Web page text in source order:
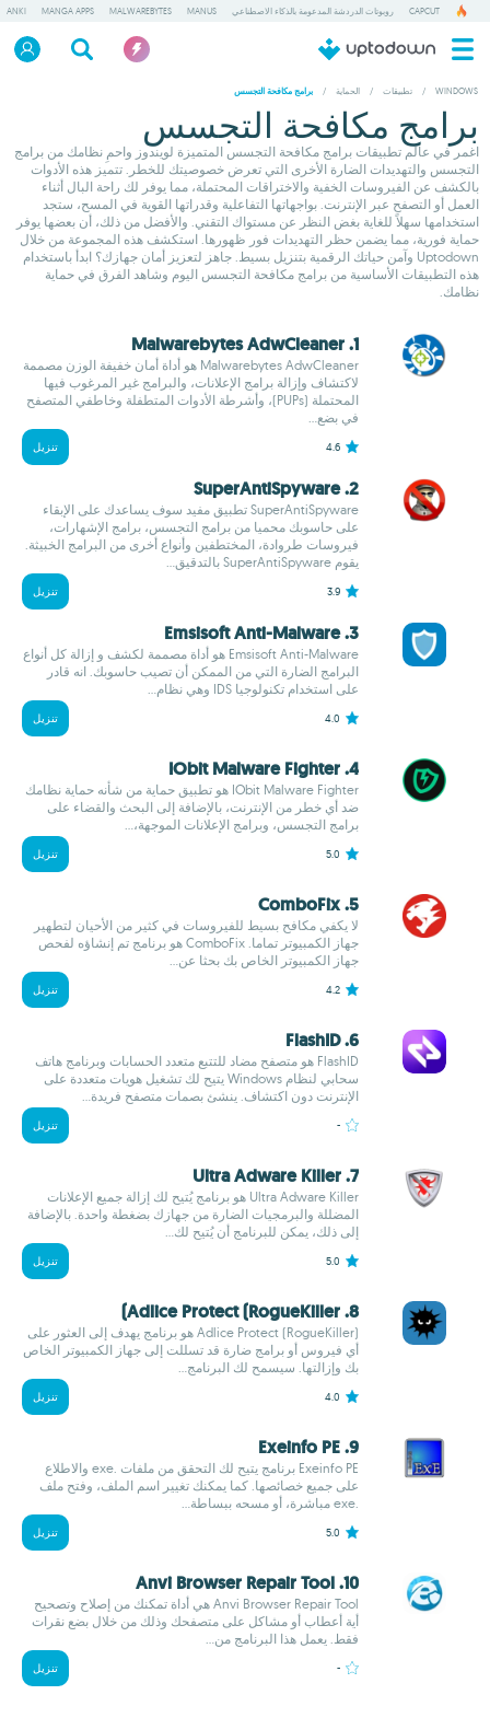
CAPCUT روبوتات الدردشة المدعومة بالذكاء الاصطناعي MANUS
MALWAREBYTES
MANGA APPS
ANKI
WINDOWS
/ تطبيقات / الحماية / برامج مكافحة التجسس
برامج مكافحة التجسس
اغمر في عالم تطبيقات برامج مكافحة التجسس المتميزة لويندوز واحمِ نظامك من برامج
التجسس والتهديدات الضارة الأخرى التي تعرض خصوصيتك للخطر. تتميز هذه الأدوات
بالكشف عن الفيروسات الخفية والاختراقات المحتملة، مما يوفر لك راحة البال أثناء
العمل أو التصفح عبر الإنترنت. بواجهاتها التفاعلية وقدراتها القوية في المسح، ستجد
استخدامها سهلاً للغاية بغض النظر عن مستواك التقني. والأفضل من ذلك، أن بعضها يوفر
حماية فورية، مما يضمن حظر التهديدات فور ظهورها. استكشف هذه المجموعة من خلال
Uptodown وآمن حياتك الرقمية بتنزيل بسيط. جاهز لتعزيز أمان جهازك؟ ابدأ باستخدام
هذه التطبيقات الأساسية من برامج مكافحة التجسس اليوم وشاهد الفرق في حماية
نظامك.
1. Malwarebytes AdwCleaner
Malwarebytes AdwCleaner هو أداة أمان خفيفة الوزن مصممة
لاكتشاف وإزالة برامج الإعلانات، والبرامج غير المرغوب فيها
المحتملة (PUPs)، وأشرطة الأدوات المتطفلة وخاطفي المتصفح
في بضع...
4.6 تنزيل
2. SuperAntiSpyware
SuperAntiSpyware تطبيق مفيد سوف يساعدك على الإبقاء
على حاسوبك محميا من برامج التجسس، برامج الإشهارات،
فيروسات طروادة، المختطفين وأنواع أخرى من البرامج الخبيثة.
يقوم SuperAntiSpyware بالتدقيق...
3.9 تنزيل
3. Emsisoft Anti-Malware
Emsisoft Anti-Malware هو أداة مصممة لكشف و إزالة كل أنواع
البرامج الضارة التي من الممكن أن تصيب حاسوبك. انه قادر
على استخدام تكنولوجيا IDS وهي نظام...
4.0 تنزيل
4. IObit Malware Fighter
IObit Malware Fighter هو تطبيق حماية من شأنه حماية نظامك
ضد أي خطر من الإنترنت، بالإضافة إلى البحث والقضاء على
برامج التجسس، وبرامج الإعلانات الموجهة،...
5.0 تنزيل
5. ComboFix
لا يكفي مكافح بسيط للفيروسات في كثير من الأحيان لتطهير
جهاز الكمبيوتر تماما. ComboFix هو برنامج تم إنشاؤه لفحص
جهاز الكمبيوتر الخاص بك بحثا عن...
4.2 تنزيل
6. FlashID
FlashID هو متصفح مضاد للتتبع متعدد الحسابات وبرنامج هاتف
سحابي لنظام Windows يتيح لك تشغيل هويات متعددة على
الإنترنت دون اكتشاف. ينشئ بصمات متصفح فريدة...
- تنزيل
7. Ultra Adware Killer
Ultra Adware Killer هو برنامج يُتيح لك إزالة جميع الإعلانات
المضللة والبرمجيات الضارة من جهازك بضغطة واحدة. بالإضافة
إلى ذلك، يمكن للبرنامج أن يُتيح لك...
5.0 تنزيل
8. Adlice Protect (RogueKiller)
Adlice Protect (RogueKiller) هو برنامج يهدف إلى العثور على
أي فيروس أو برامج ضارة قد تسللت إلى جهاز الكمبيوتر الخاص
بك وإزالتها. سيسمح لك البرنامج...
4.0 تنزيل
9. Exeinfo PE
Exeinfo PE برنامج يتيح لك التحقق من ملفات .exe والاطلاع
على جميع خصائصها. كما يمكنك تغيير اسم الملف، وفتح ملف
.exe مباشرة، أو مسحه ببساطة...
5.0 تنزيل
10. Anvi Browser Repair Tool
Anvi Browser Repair Tool هي أداة تمكنك من إصلاح وتصحيح
أية أعطاب أو مشاكل على متصفحك وذلك من خلال بضع نقرات
فقط. يعمل هذا البرنامج من...
- تنزيل